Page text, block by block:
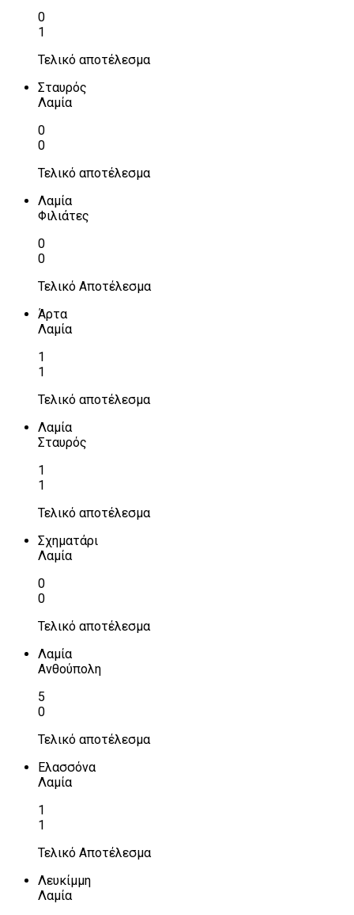
0
1
Τελικό αποτέλεσμα
Σταυρός
Λαμία
0
0
Τελικό αποτέλεσμα
Λαμία
Φιλιάτες
0
0
Τελικό Αποτέλεσμα
Άρτα
Λαμία
1
1
Τελικό αποτέλεσμα
Λαμία
Σταυρός
1
1
Τελικό αποτέλεσμα
Σχηματάρι
Λαμία
0
0
Τελικό αποτέλεσμα
Λαμία
Ανθούπολη
5
0
Τελικό αποτέλεσμα
Ελασσόνα
Λαμία
1
1
Τελικό Αποτέλεσμα
Λευκίμμη
Λαμία